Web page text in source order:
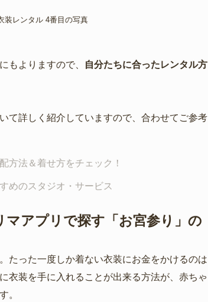
もよりますので、
自分たちに合ったレンタル方
て詳しく紹介していますので、合わせてご参考
方法＆着せ方をチェック！
めのスタジオ・サービス
アプリで探す「お宮参り」の
たった一度しか着ない衣装にお金をかけるのは
衣装を手に入れることが出来る方法が、赤ちゃ
。